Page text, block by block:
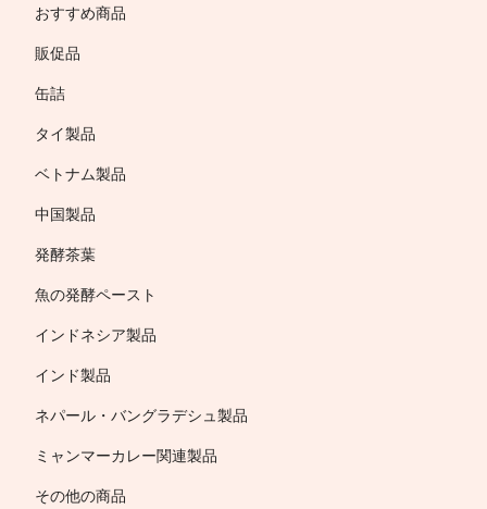
おすすめ商品
販促品
缶詰
タイ製品
ベトナム製品
中国製品
発酵茶葉
魚の発酵ペースト
インドネシア製品
インド製品
ネパール・バングラデシュ製品
ミャンマーカレー関連製品
その他の商品